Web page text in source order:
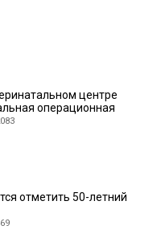
центре
операционная
отметить 50-летний